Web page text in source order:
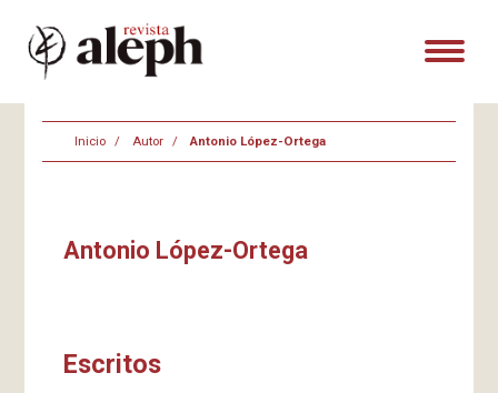
Inicio Autor Antonio López-Ortega
Antonio López-Ortega
Escritos